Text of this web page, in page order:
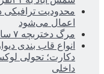
محدودیت ترافیکی
اعمال می‌شود
مرگ دختربچه ۷ ساله در پارک اسلامشهر
انواع قاب بندی
دکارت؛ تحولی
داخلی